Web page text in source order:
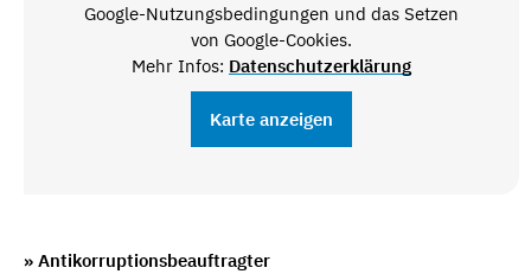
Google-Nutzungsbedingungen und das Setzen
von Google-Cookies.
Mehr Infos: Datenschutzerklärung
Karte anzeigen
» Antikorruptionsbeauftragter